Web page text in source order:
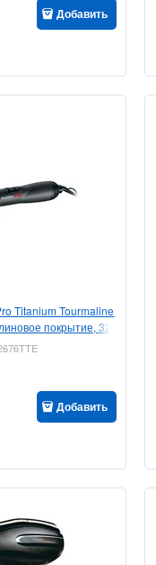
Добавить
Titanium Tourmaline
покрытие, 32
Добавить